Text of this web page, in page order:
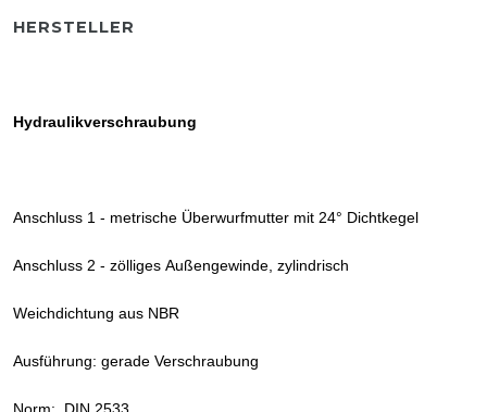
HERSTELLER
Hydraulikverschraubung
Anschluss 1 - metrische Überwurfmutter mit 24° Dichtkegel
Anschluss 2 - zölliges Außengewinde, zylindrisch
Weichdichtung aus NBR
Ausführung: gerade Verschraubung
Norm: DIN 2533